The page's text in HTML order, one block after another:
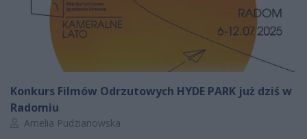
Konkurs Filmów Odrzutowych HYDE PARK już dziś w
Radomiu
Autor artykułu:
Amelia Pudzianowska